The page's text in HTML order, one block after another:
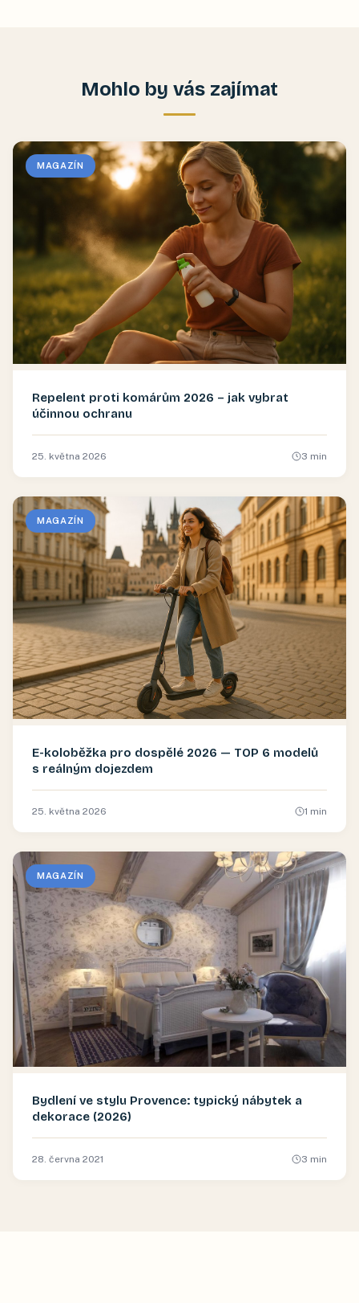
Mohlo by vás zajímat
MAGAZÍN
Repelent proti komárům 2026 – jak vybrat
účinnou ochranu
25. května 2026 3 min
MAGAZÍN
E-koloběžka pro dospělé 2026 — TOP 6 modelů
s reálným dojezdem
25. května 2026 1 min
MAGAZÍN
Bydlení ve stylu Provence: typický nábytek a
dekorace (2026)
28. června 2021 3 min